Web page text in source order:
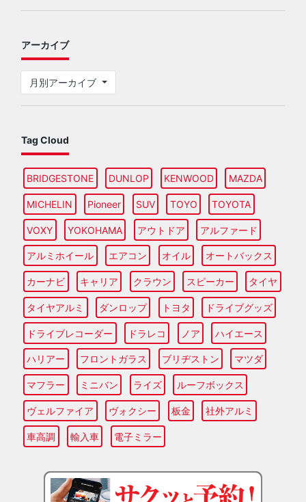
アーカイブ
月別アーカイブ
Tag Cloud
BRIDGESTONE DUNLOP KENWOOD MAZDA
MICHELIN Pioneer SUV TOYO TOYOTA
VOXY YOKOHAMA アウトドア アルファード
アルミホイール エアコン オイル オートバックス
カーナビ キャリア クラウン スピーカー タイヤ
タイヤアルミ ダンロップ トヨタ ドライブグッズ
ドライブレコーダー ドラレコ ノア ハイエース
ハリアー フロントガラス ブリヂストン マツダ
マフラー ミニバン ライズ ルーフボックス
ヴェルファイア ヴォクシー 板金 社外アルミ
車高調 輸入車 電子ミラー